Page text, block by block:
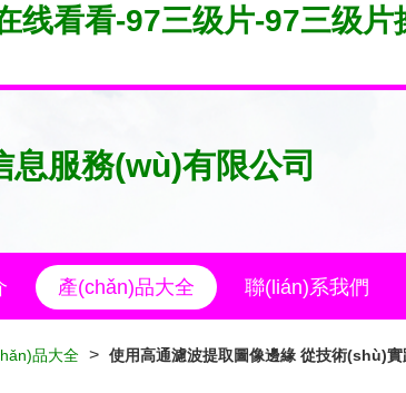
线看看-97三级片-97三级
息服務(wù)有限公司
產(chǎn)品大全 聯(lián)系我們
品大全 > 使用高通濾波提取圖像邊緣 從技術(shù)